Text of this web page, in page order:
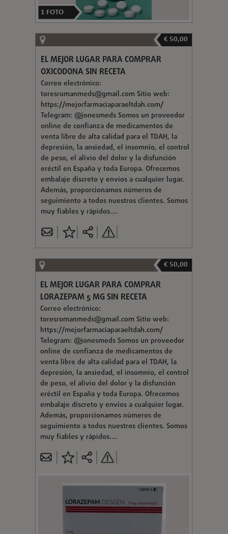
1 FOTO
€ 50,00
EL MEJOR LUGAR PARA COMPRAR
OXICODONA SIN RECETA
Correo electrónico:
toresromanmeds@gmail.com Sitio web:
https://mejorfarmaciaparaeltdah.com/
Telegram: @jonesmeds Somos un proveedor
online de confianza de medicamentos de
venta libre de alta calidad para el TDAH, la
depresión, la ansiedad, el insomnio, el control
de peso, el alivio del dolor y la disfunción
eréctil en España y toda Europa. Ofrecemos
embalaje discreto y envíos a cualquier lugar.
Además, proporcionamos números de
seguimiento a todos nuestros clientes. Somos
muy fiables y rápidos....
€ 50,00
EL MEJOR LUGAR PARA COMPRAR
LORAZEPAM 5 MG SIN RECETA
Correo electrónico:
toresromanmeds@gmail.com Sitio web:
https://mejorfarmaciaparaeltdah.com/
Telegram: @jonesmeds Somos un proveedor
online de confianza de medicamentos de
venta libre de alta calidad para el TDAH, la
depresión, la ansiedad, el insomnio, el control
de peso, el alivio del dolor y la disfunción
eréctil en España y toda Europa. Ofrecemos
embalaje discreto y envíos a cualquier lugar.
Además, proporcionamos números de
seguimiento a todos nuestros clientes. Somos
muy fiables y rápidos....